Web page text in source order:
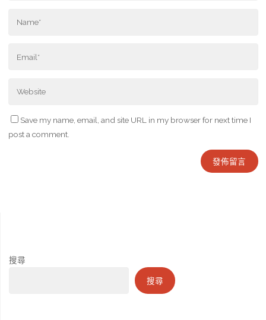
Save my name, email, and site URL in my browser for next time I
post a comment.
搜尋
搜尋